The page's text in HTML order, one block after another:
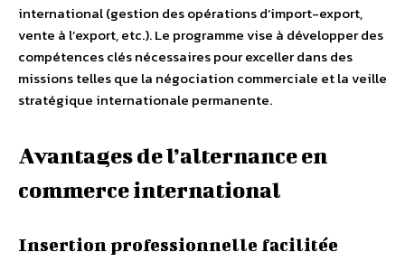
international (gestion des opérations d’import-export,
vente à l’export, etc.). Le programme vise à développer des
compétences clés nécessaires pour exceller dans des
missions telles que la négociation commerciale et la veille
stratégique internationale permanente.
Avantages de l’alternance en
commerce international
Insertion professionnelle facilitée